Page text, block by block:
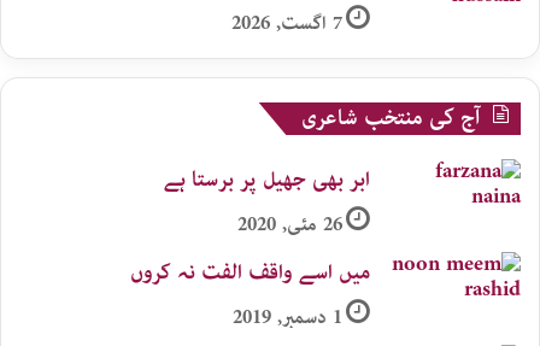
7 اگست, 2026
آج کی منتخب شاعری
ابر بھی جھیل پر برستا ہے
26 مئی, 2020
میں اسے واقف الفت نہ کروں
1 دسمبر, 2019